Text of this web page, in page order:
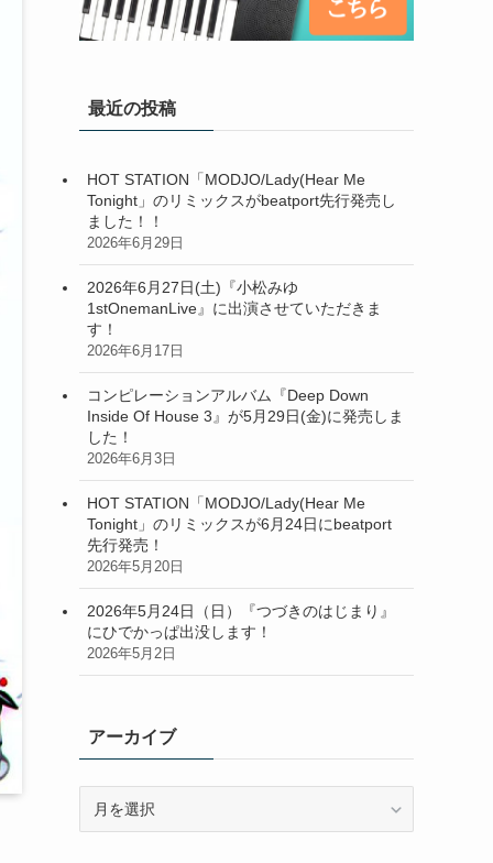
最近の投稿
HOT STATION「MODJO/Lady(Hear Me
Tonight」のリミックスがbeatport先行発売し
ました！！
2026年6月29日
2026年6月27日(土)『小松みゆ
1stOnemanLive』に出演させていただきま
す！
2026年6月17日
コンピレーションアルバム『Deep Down
Inside Of House 3』が5月29日(金)に発売しま
した！
2026年6月3日
HOT STATION「MODJO/Lady(Hear Me
Tonight」のリミックスが6月24日にbeatport
先行発売！
2026年5月20日
2026年5月24日（日）『つづきのはじまり』
にひでかっぱ出没します！
2026年5月2日
アーカイブ